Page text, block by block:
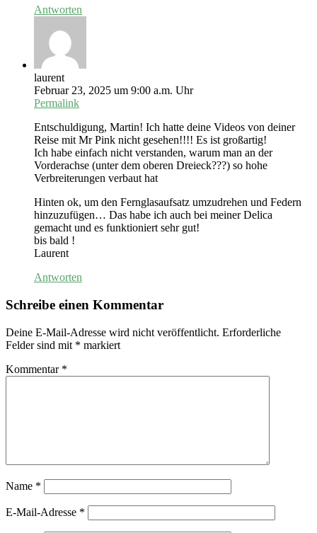
Antworten
laurent
Februar 23, 2025 um 9:00 a.m. Uhr
Permalink
Entschuldigung, Martin! Ich hatte deine Videos von deiner
Reise mit Mr Pink nicht gesehen!!!! Es ist großartig!
Ich habe einfach nicht verstanden, warum man an der
Vorderachse (unter dem oberen Dreieck???) so hohe
Verbreiterungen verbaut hat
Hinten ok, um den Fernglasaufsatz umzudrehen und Federn
hinzuzufügen… Das habe ich auch bei meiner Delica
gemacht und es funktioniert sehr gut!
bis bald !
Laurent
Antworten
Schreibe einen Kommentar
Deine E-Mail-Adresse wird nicht veröffentlicht. Erforderliche
Felder sind mit * markiert
Kommentar *
Name *
E-Mail-Adresse *